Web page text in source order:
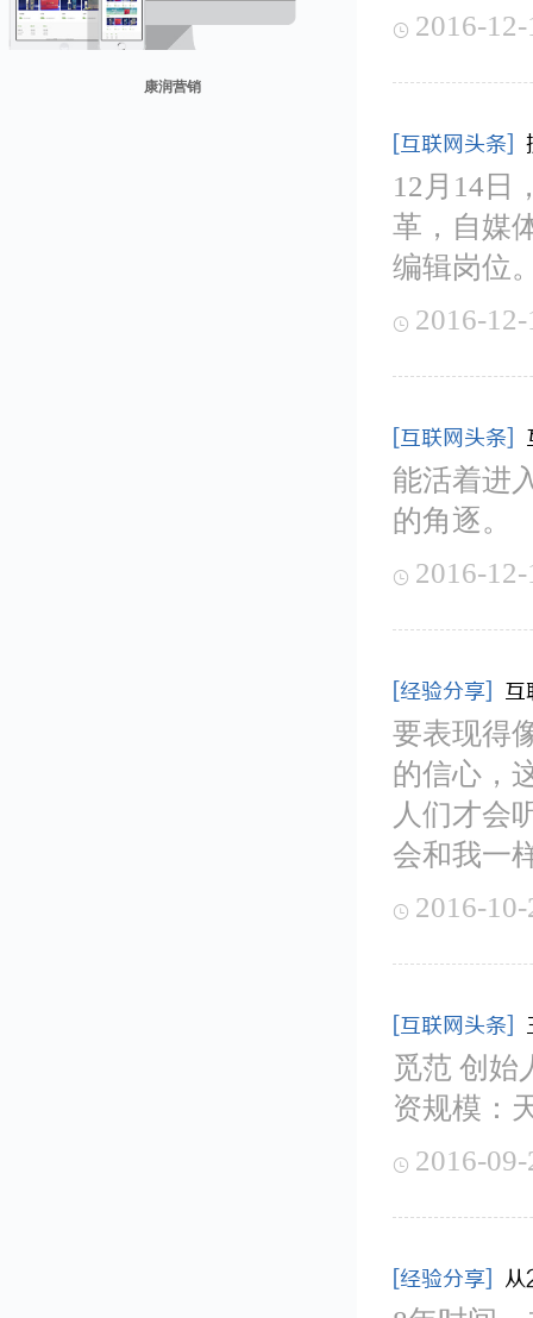
贸易网
 2016-
[互联网头条]
12月14日
革，自媒
编辑岗位
 2016-
[互联网头条]
能活着进
的角逐。
 2016-
[经验分享] 互
要表现得
的信心，
人们才会
会和我一
 2016-
[互联网头条]
觅范 创始
资规模：
 2016-
[经验分享]